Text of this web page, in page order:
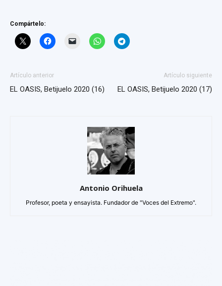
Compártelo:
Artículo anterior
EL OASIS, Betijuelo 2020 (16)
Artículo siguiente
EL OASIS, Betijuelo 2020 (17)
Antonio Orihuela
Profesor, poeta y ensayista. Fundador de "Voces del Extremo".